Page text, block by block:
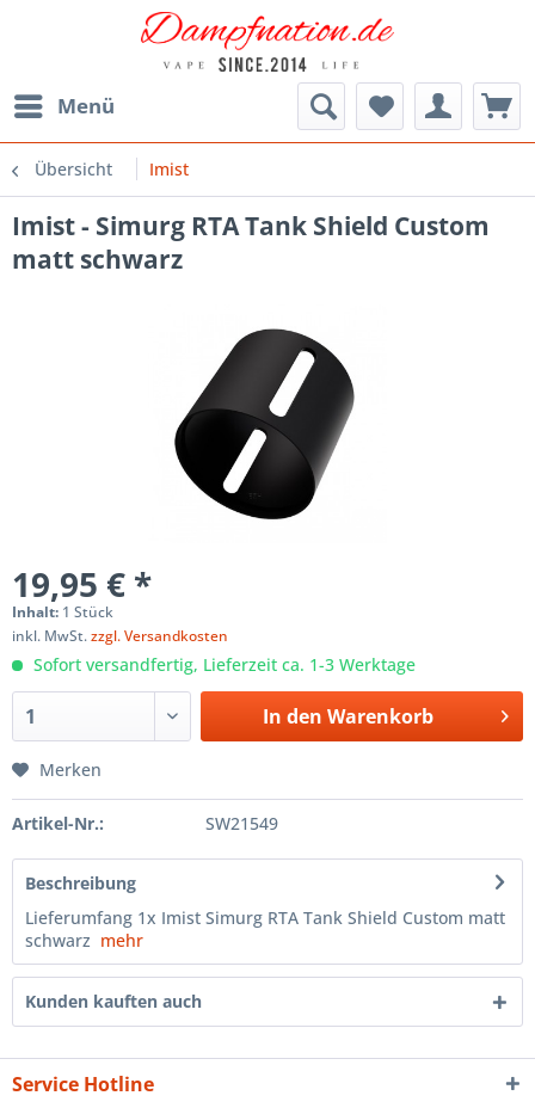
Menü
Übersicht Imist
Imist - Simurg RTA Tank Shield Custom
matt schwarz
19,95 € *
Inhalt: 1 Stück
inkl. MwSt.zzgl. Versandkosten
Sofort versandfertig, Lieferzeit ca. 1-3 Werktage
In den Warenkorb
Merken
Artikel-Nr.: SW21549
Beschreibung
Lieferumfang 1x Imist Simurg RTA Tank Shield Custom matt
schwarz mehr
Kunden kauften auch
Service Hotline